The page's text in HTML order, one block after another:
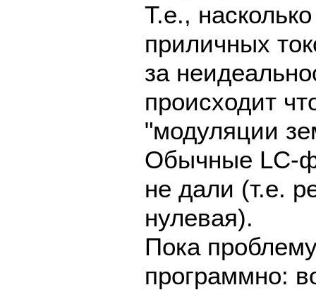
Т.е.,
приличных
за
происходит
"модуляции
Обычные LC-
не дали (т.е.
нулевая).
Пока
программно: